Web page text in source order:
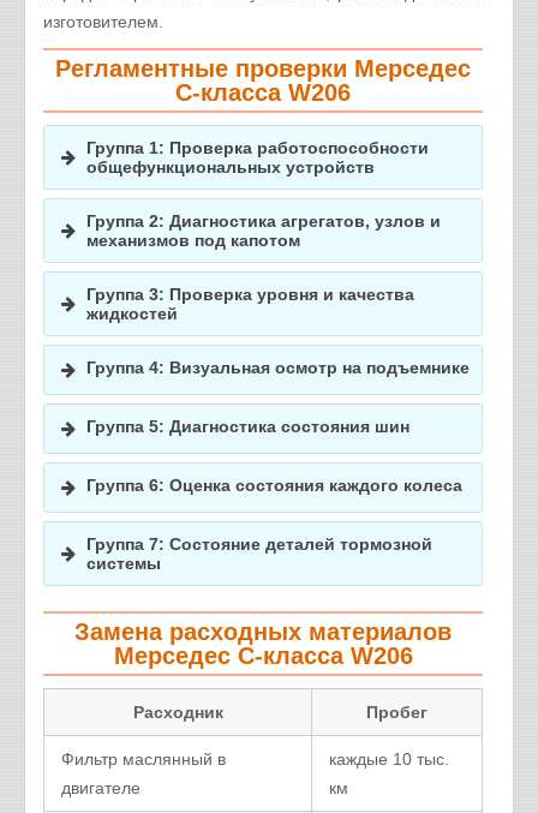
изготовителем.
Регламентные проверки Мерседес
C-класса W206
Группа 1: Проверка работоспособности
общефункциональных устройств
Контрольные лампы
Ремни безопасности
Стеклоочистители
Стеклоомыватели
Освещение наружное
Система вентиляции
Замок капота
Освещение салона
Салонный фильтр
Звуковой сигнал
Замок багажника
Зеркала
Группа 2: Диагностика агрегатов, узлов и
механизмов под капотом
Двигатель
Воздушный фильтр
Течи системы охлаждения
Уровень зарядки аккумулятора
Стартер
Загрязнение и течь радиатора
Люфты и течь водяного насоса
Приводные ремни (кроме ГРМ)
Группа 3: Проверка уровня и качества
жидкостей
Омыватель лобового стекла
Трансмиссионное масло
Омыватель фар
Моторное масло
Охлаждающая жидкость
Редуктор рулевого управления
Группа 4: Визуальная осмотр на подъемнике
Состояние пыльников рулевого управления
Сайлентблоки и шаровые опоры
Топливная магистраль
Выпускная система и глушитель
Днище автомобиля
Группа 5: Диагностика состояния шин
Неравномерный износ протектора
Механические повреждения шин
Необходимость проведения сход-развала
Группа 6: Оценка состояния каждого колеса
Подкачка колес
Балансировка колес
Замена колес
Группа 7: Состояние деталей тормозной
системы
Допустимый износ тормозных дисков
Проверка состояния суппортов
Проверка состояния стояночного тормоза
Замена расходных материалов
Мерседес C-класса W206
Расходник Пробег
Фильтр маслянный в
двигателе
каждые 10 тыс.
км